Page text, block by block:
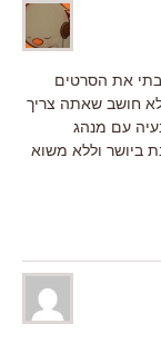
את הסרטים
חושב שאתה צריך
עם מנהג
ביושר וללא משוא